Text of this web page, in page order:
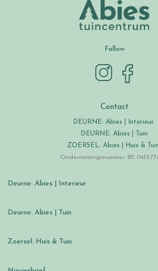
Follow
Contact
DEURNE: Abies | Interieur
DEURNE: Abies | Tuin
ZOERSEL: Abies | Huis &
Ondernemingsnummer: BE
Deurne: Abies | Interieur
Deurne: Abies | Tuin
Zoersel: Huis & Tuin